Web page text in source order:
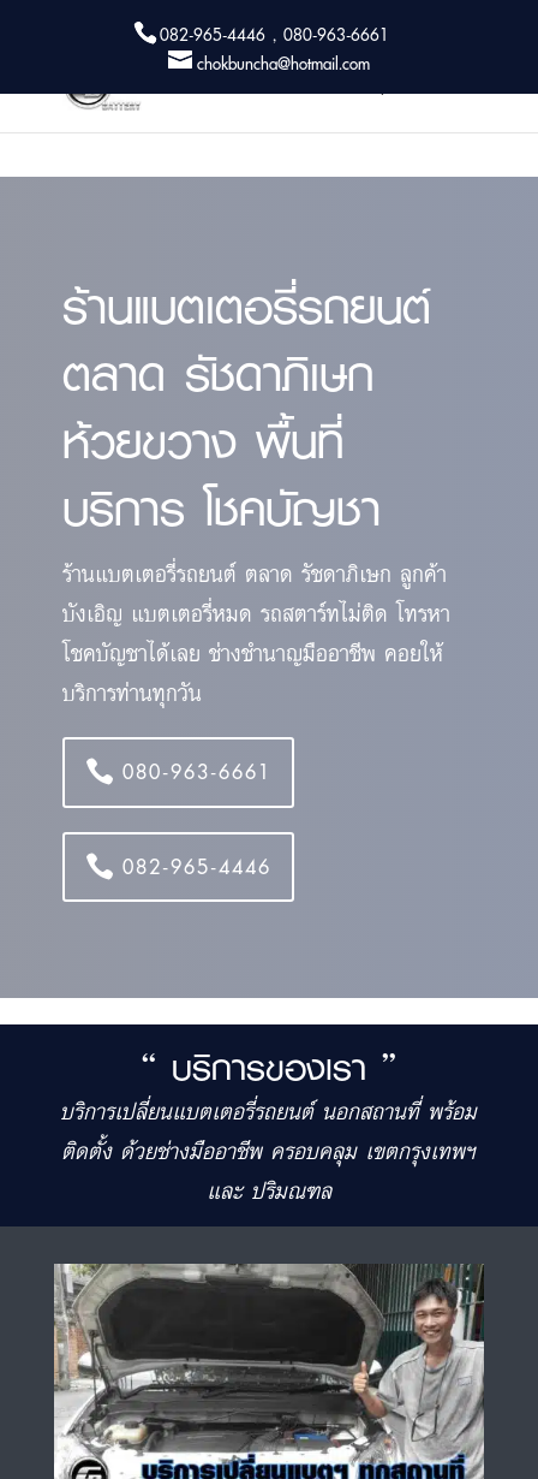
082-965-4446 , 080-963-6661
chokbuncha@hotmail.com
ร้านแบตเตอรี่รถยนต์
ตลาด รัชดาภิเษก
ห้วยขวาง พื้นที่
บริการ โชคบัญชา
ร้านแบตเตอรี่รถยนต์ ตลาด รัชดาภิเษก ลูกค้า
บังเอิญ แบตเตอรี่หมด รถสตาร์ทไม่ติด โทรหา
โชคบัญชาได้เลย ช่างชำนาญมืออาชีพ คอยให้
บริการท่านทุกวัน
080-963-6661
082-965-4446
“ บริการของเรา ”
บริการเปลี่ยนแบตเตอรี่รถยนต์ นอกสถานที่ พร้อม
ติดตั้ง ด้วยช่างมืออาชีพ ครอบคลุม เขตกรุงเทพฯ
และ ปริมณฑล